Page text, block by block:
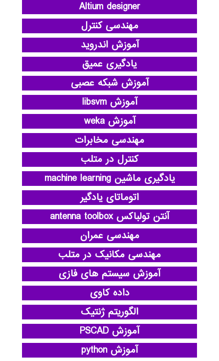
Altium designer
مهندسی کنترل
آموزش اندروید
یادگیری عمیق
آموزش شبکه عصبی
آموزش libsvm
آموزش weka
مهندسی مخابرات
کنترل در متلب
یادگیری ماشین machine learning
اتوماتای یادگیر
آنتن تولباکس antenna toolbox
مهندسی عمران
مهندسی مکانیک در متلب
آموزش سیستم های فازی
داده کاوی
الگوریتم ژنتیک
آموزش PSCAD
آموزش python